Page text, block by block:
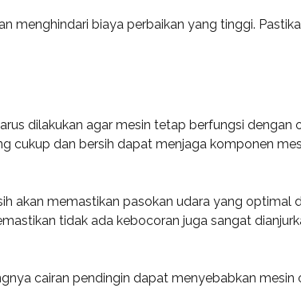
menghindari biaya perbaikan yang tinggi.
dilakukan agar mesin tetap berfungsi dengan
cukup dan bersih dapat menjaga komponen
akan memastikan pasokan udara yang optimal
tidak ada kebocoran juga sangat
cairan pendingin dapat menyebabkan mesin